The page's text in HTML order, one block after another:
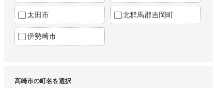
太田市 北群馬郡吉岡町
伊勢崎市
高崎市の町名を選択